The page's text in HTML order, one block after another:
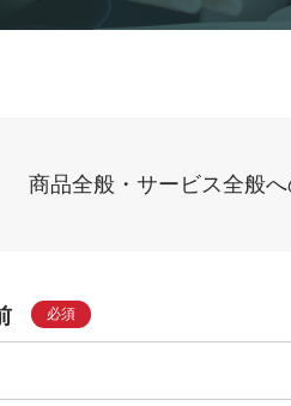
商品全般・サービス全般
必須